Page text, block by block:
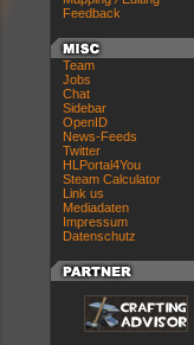
Feedback
Team
Jobs
Chat
Sidebar
OpenID
News-Feeds
Twitter
HLPortal4You
Steam Calculator
Link us
Mediadaten
Impressum
Datenschutz